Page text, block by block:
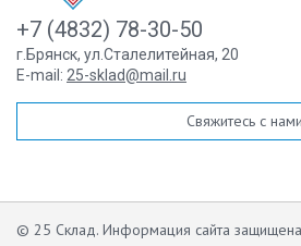
+7 (4832) 78-30-50
г.Брянск, ул.Сталелитейная, 20
E-mail: 25-sklad@mail.ru
Свяжитесь с нами
© 25 Склад. Информация сайта